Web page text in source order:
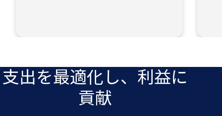
支出を​最適化し、​利益に​
貢献